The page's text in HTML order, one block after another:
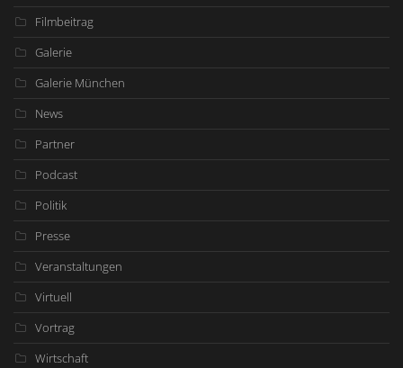
Filmbeitrag
Galerie
Galerie München
News
Partner
Podcast
Politik
Presse
Veranstaltungen
Virtuell
Vortrag
Wirtschaft